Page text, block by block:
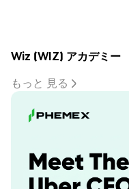
Wiz (WIZ) アカデミー
もっと 見る